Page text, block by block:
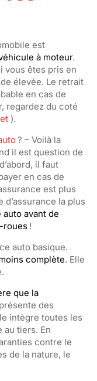
est
à moteur.
vous êtes pris en
élevée. Le retrait
en cas de
regardez du coté
).
? – Voilà la
il est question de
il faut
en cas de
est plus
la plus
avant de
roues !
auto basique.
complète. Elle
que la
des
intègre toutes les
au tiers. En
contre le
de la nature, le